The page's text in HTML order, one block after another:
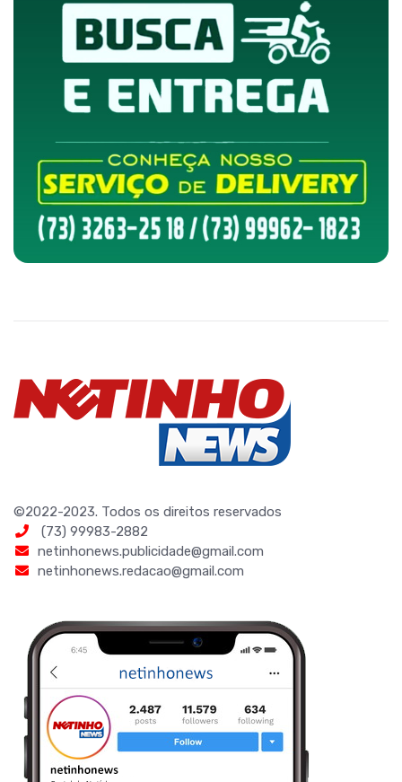
©2022-2023. Todos os direitos reservados
(73) 99983-2882
netinhonews.publicidade@gmail.com
netinhonews.redacao@gmail.com